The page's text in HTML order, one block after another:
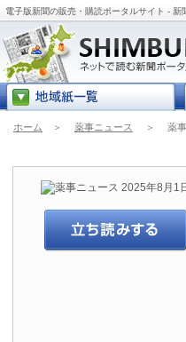
電子版新聞の販売・購読ポータルサイト - 新
ホーム ＞ 薬事ニュース ＞ 薬